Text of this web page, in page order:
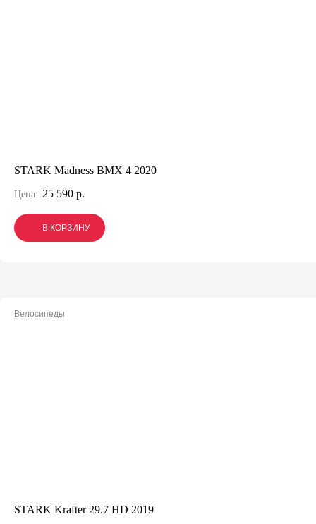
STARK Madness BMX 4 2020
Цена: 25 590 р.
В КОРЗИНУ
В КОРЗИНУ
В КОРЗИНУ
Велосипеды
STARK Krafter 29.7 HD 2019